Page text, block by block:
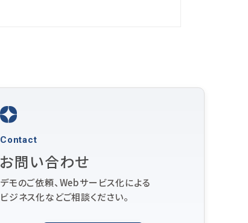
Contact
お問い合わせ
デモのご依頼、Webサービス化による
ビジネス化などご相談ください。